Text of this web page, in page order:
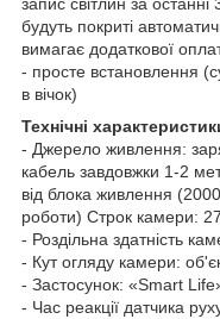
запис світлин за останні
будуть покриті
вимагає додаткової
- просте встановлення
в вічок)
Технічні
- Джерело живлення:
кабель завдовжки 1-2
від блока живлення
роботи) Строк камери:
- Роздільна здатність
- Кут огляду камери:
- Застосунок: «Smart
- Час реакції датчика